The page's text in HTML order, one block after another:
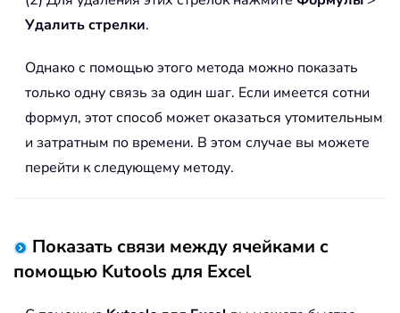
Удалить стрелки.
Однако с помощью этого метода можно показать
только одну связь за один шаг. Если имеется сотни
формул, этот способ может оказаться утомительным
и затратным по времени. В этом случае вы можете
перейти к следующему методу.
Показать связи между ячейками с
помощью Kutools для Excel